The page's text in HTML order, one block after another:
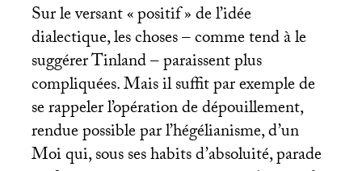
Sur le versant «positif» de l’idée
dialectique, les choses – comme tend à le
suggérer Tinland – paraissent plus
compliquées. Mais il suffit par exemple de
se rappeler l’opération de dépouillement,
rendue possible par l’hégélianisme, d’un
Moi qui, sous ses habits d’absoluité, parade